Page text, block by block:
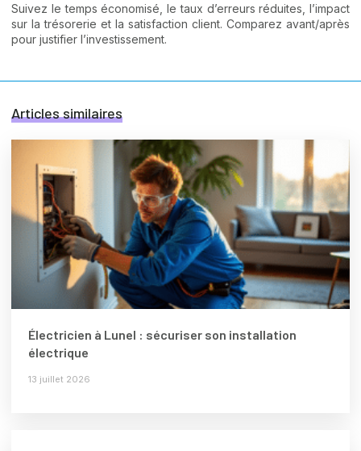
Suivez le temps économisé, le taux d’erreurs réduites, l’impact
sur la trésorerie et la satisfaction client. Comparez avant/après
pour justifier l’investissement.
Articles similaires
Électricien à Lunel : sécuriser son installation
électrique
13 juillet 2026